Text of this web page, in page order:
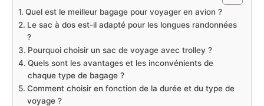
Quel est le meilleur bagage pour voyager en avion ?
Le sac à dos est-il adapté pour les longues randonnées
?
Pourquoi choisir un sac de voyage avec trolley ?
Quels sont les avantages et les inconvénients de
chaque type de bagage ?
Comment choisir en fonction de la durée et du type de
voyage ?